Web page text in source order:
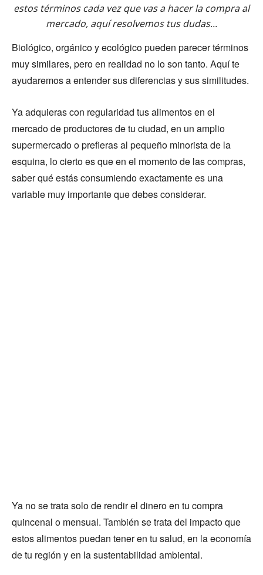
estos términos cada vez que vas a hacer la compra al
mercado, aquí resolvemos tus dudas...
Biológico, orgánico y ecológico pueden parecer términos
muy similares, pero en realidad no lo son tanto. Aquí te
ayudaremos a entender sus diferencias y sus similitudes.
Ya adquieras con regularidad tus alimentos en el
mercado de productores de tu ciudad, en un amplio
supermercado o prefieras al pequeño minorista de la
esquina, lo cierto es que en el momento de las compras,
saber qué estás consumiendo exactamente es una
variable muy importante que debes considerar.
Ya no se trata solo de rendir el dinero en tu compra
quincenal o mensual. También se trata del impacto que
estos alimentos puedan tener en tu salud, en la economía
de tu región y en la sustentabilidad ambiental.